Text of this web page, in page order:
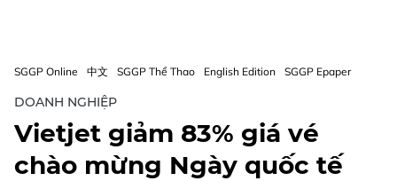
SGGP Online 中文 SGGP Thể Thao English Edition SGGP Epaper
DOANH NGHIỆP
Vietjet giảm 83% giá vé
chào mừng Ngày quốc tế